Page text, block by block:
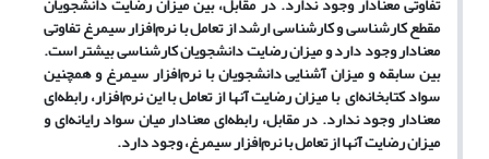
مقطع کارشناسی و کارشناسی ارشد از تعامل با نرم‌افزار سیمرغ تفاوتی
معنادار وجود دارد و میزان رضایت دانشجویان کارشناسی بیشتر است.
بین سابقه و میزان آشنایی دانشجویان با نرم‌افزار سیمرغ و همچنین
سواد کتابخانه‌ای با میزان رضایت آنها از تعامل با این نرم‌افزار، رابطه‌ای
معنادار وجود ندارد. در مقابل، رابطه‌‌ای معنادار میان سواد رایانه‌ای و
میزان رضایت آنهااز تعامل با نرم‌افزار سیمرغ، وجود دارد.